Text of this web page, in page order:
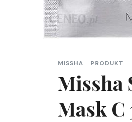
MISSHA PRODUKT
Missha
Mask C